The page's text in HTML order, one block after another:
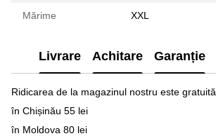
Mărime XXL
Livrare Achitare Garanție
Ridicarea de la magazinul nostru este gratuită.
în Chișinău 55 lei
în Moldova 80 lei